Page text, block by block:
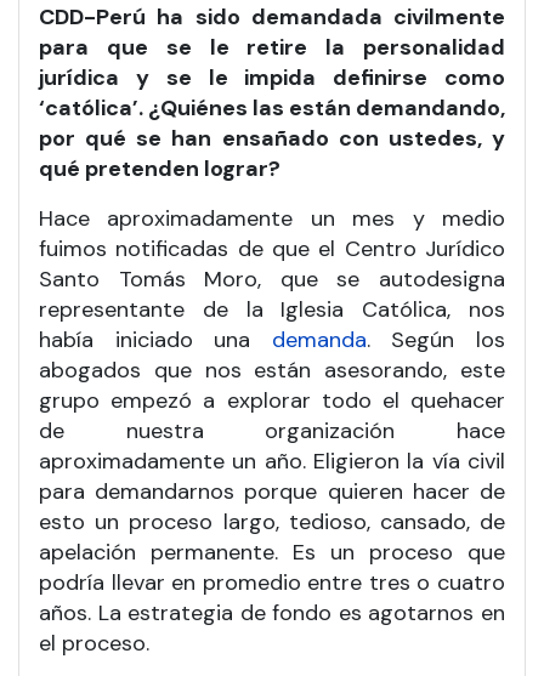
CDD-Perú ha sido demandada civilmente
para que se le retire la personalidad
jurídica y se le impida definirse como
‘católica’. ¿Quiénes las están demandando,
por qué se han ensañado con ustedes, y
qué pretenden lograr?
Hace aproximadamente un mes y medio
fuimos notificadas de que el Centro Jurídico
Santo Tomás Moro, que se autodesigna
representante de la Iglesia Católica, nos
había iniciado una demanda. Según los
abogados que nos están asesorando, este
grupo empezó a explorar todo el quehacer
de nuestra organización hace
aproximadamente un año. Eligieron la vía civil
para demandarnos porque quieren hacer de
esto un proceso largo, tedioso, cansado, de
apelación permanente. Es un proceso que
podría llevar en promedio entre tres o cuatro
años. La estrategia de fondo es agotarnos en
el proceso.